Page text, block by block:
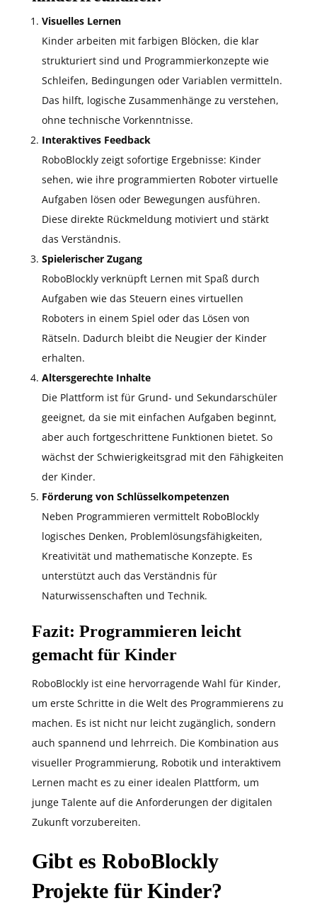
Visuelles Lernen
Kinder arbeiten mit farbigen Blöcken, die klar
strukturiert sind und Programmierkonzepte wie
Schleifen, Bedingungen oder Variablen vermitteln.
Das hilft, logische Zusammenhänge zu verstehen,
ohne technische Vorkenntnisse.
Interaktives Feedback
RoboBlockly zeigt sofortige Ergebnisse: Kinder
sehen, wie ihre programmierten Roboter virtuelle
Aufgaben lösen oder Bewegungen ausführen.
Diese direkte Rückmeldung motiviert und stärkt
das Verständnis.
Spielerischer Zugang
RoboBlockly verknüpft Lernen mit Spaß durch
Aufgaben wie das Steuern eines virtuellen
Roboters in einem Spiel oder das Lösen von
Rätseln. Dadurch bleibt die Neugier der Kinder
erhalten.
Altersgerechte Inhalte
Die Plattform ist für Grund- und Sekundarschüler
geeignet, da sie mit einfachen Aufgaben beginnt,
aber auch fortgeschrittene Funktionen bietet. So
wächst der Schwierigkeitsgrad mit den Fähigkeiten
der Kinder.
Förderung von Schlüsselkompetenzen
Neben Programmieren vermittelt RoboBlockly
logisches Denken, Problemlösungsfähigkeiten,
Kreativität und mathematische Konzepte. Es
unterstützt auch das Verständnis für
Naturwissenschaften und Technik.
Fazit: Programmieren leicht
gemacht für Kinder
RoboBlockly ist eine hervorragende Wahl für Kinder,
um erste Schritte in die Welt des Programmierens zu
machen. Es ist nicht nur leicht zugänglich, sondern
auch spannend und lehrreich. Die Kombination aus
visueller Programmierung, Robotik und interaktivem
Lernen macht es zu einer idealen Plattform, um
junge Talente auf die Anforderungen der digitalen
Zukunft vorzubereiten.
Gibt es RoboBlockly
Projekte für Kinder?